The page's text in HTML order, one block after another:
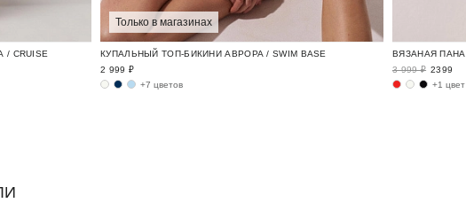
CRUISE
Только в магазинах
КУПАЛЬНЫЙ ТОП-БИКИНИ АВРОРА / SWIM BASE
2 999 ₽
+7 цветов
3 999 ₽ 2399
+1 цвет